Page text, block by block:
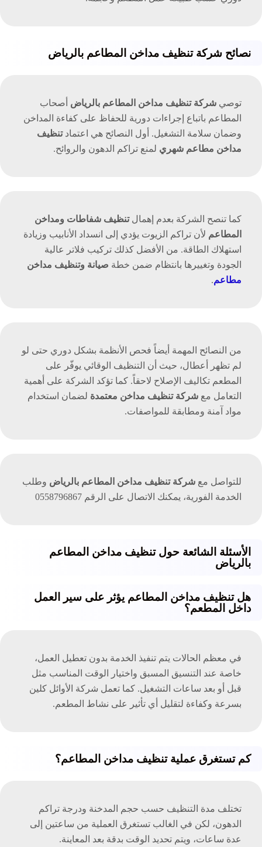
نصائح شركة تنظيف مداخن المطاعم بالرياض
توصي شركة تنظيف مداخن المطاعم بالرياض أصحاب
المطاعم باتباع إجراءات دورية للحفاظ على كفاءة المداخن
وضمان سلامة التشغيل. أول النصائح هي اعتمادتنظيف
مداخن مطاعم شهري لمنع تراكم الدهون والروائح.
كما تنصح الشركة بعدم إهمالتنظيف شفاطات ومداخن
المطاعم لأن تراكم الزيوت يؤدي إلى انسداد الأنابيب وزيادة
استهلاك الطاقة. من الأفضل كذلك تركيب فلاتر عالية
الجودة وتغييرها بانتظام ضمن خطة صيانة وتنظيف مداخن
مطاعم.
من النصائح المهمة أيضاً فحص الأنظمة بشكل دوري حتى لو
لم تظهر أعطال، حيث أن التنظيف الوقائي يوفّر على
المطعم تكاليف الإصلاح لاحقاً. كما تؤكد الشركة على أهمية
التعامل مع شركة تنظيف مداخن معتمدة لضمان استخدام
مواد آمنة ومطابقة للمواصفات.
للتواصل مع شركة تنظيف مداخن المطاعم بالرياض وطلب
الخدمة الفورية، يمكنك الاتصال على الرقم 0558796867
الأسئلة الشائعة حول تنظيف مداخن المطاعم
بالرياض
هل تنظيف مداخن المطاعم يؤثر على سير العمل
داخل المطعم؟
في معظم الحالات يتم تنفيذ الخدمة بدون تعطيل العمل،
خاصة عند التنسيق المسبق واختيار الوقت المناسب مثل
قبل أو بعد ساعات التشغيل. كما تعمل شركة الأوائل كلين
بسرعة وكفاءة لتقليل أي تأثير على نشاط المطعم.
كم تستغرق عملية تنظيف مداخن المطاعم؟
تختلف مدة التنظيف حسب حجم المدخنة ودرجة تراكم
الدهون، لكن في الغالب تستغرق العملية من ساعتين إلى
عدة ساعات، ويتم تحديد الوقت بدقة بعد المعاينة.